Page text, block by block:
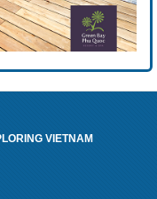
VIETNAM